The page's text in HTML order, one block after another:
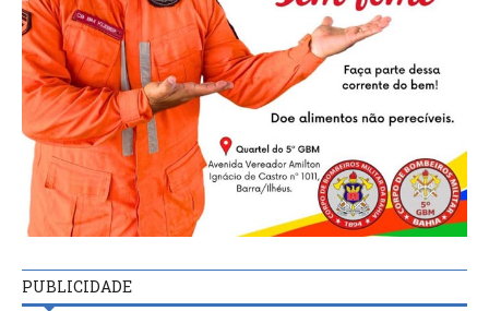
PUBLICIDADE